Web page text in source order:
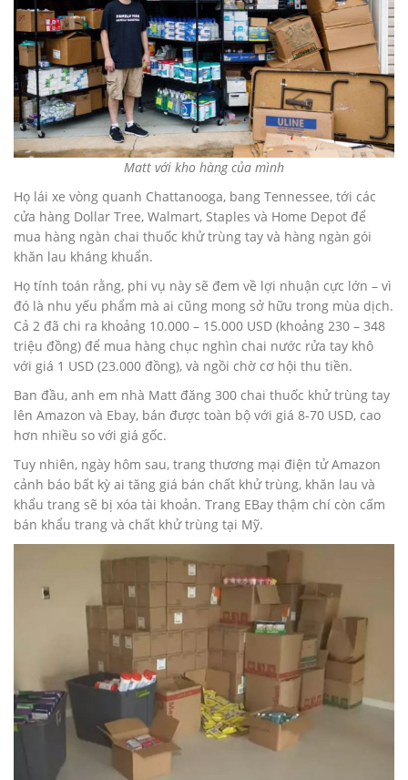
Matt với kho hàng của mình
Họ lái xe vòng quanh Chattanooga, bang Tennessee, tới các
cửa hàng Dollar Tree, Walmart, Staples và Home Depot để
mua hàng ngàn chai thuốc khử trùng tay và hàng ngàn gói
khăn lau kháng khuẩn.
Họ tính toán rằng, phi vụ này sẽ đem về lợi nhuận cực lớn – vì
đó là nhu yếu phẩm mà ai cũng mong sở hữu trong mùa dịch.
Cả 2 đã chi ra khoảng 10.000 – 15.000 USD (khoảng 230 – 348
triệu đồng) để mua hàng chục nghìn chai nước rửa tay khô
với giá 1 USD (23.000 đồng), và ngồi chờ cơ hội thu tiền.
Ban đầu, anh em nhà Matt đăng 300 chai thuốc khử trùng tay
lên Amazon và Ebay, bán được toàn bộ với giá 8-70 USD, cao
hơn nhiều so với giá gốc.
Tuy nhiên, ngày hôm sau, trang thương mại điện tử Amazon
cảnh báo bất kỳ ai tăng giá bán chất khử trùng, khăn lau và
khẩu trang sẽ bị xóa tài khoản. Trang EBay thậm chí còn cấm
bán khẩu trang và chất khử trùng tại Mỹ.